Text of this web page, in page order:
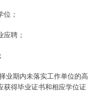
；
应聘；
业期内未落实工作单位的高
得毕业证书和相应学位证